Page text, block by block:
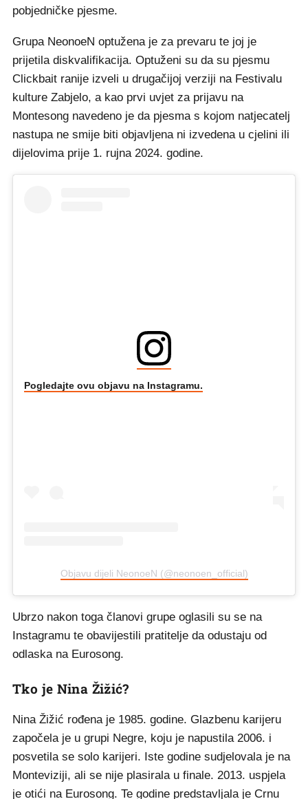
pobjedničke pjesme.
Grupa NeonoeN optužena je za prevaru te joj je
prijetila diskvalifikacija. Optuženi su da su pjesmu
Clickbait ranije izveli u drugačijoj verziji na Festivalu
kulture Zabjelo, a kao prvi uvjet za prijavu na
Montesong navedeno je da pjesma s kojom natjecatelj
nastupa ne smije biti objavljena ni izvedena u cjelini ili
dijelovima prije 1. rujna 2024. godine.
Pogledajte ovu objavu na Instagramu.
Objavu dijeli NeonoeN (@neonoen_official)
Ubrzo nakon toga članovi grupe oglasili su se na
Instagramu te obavijestili pratitelje da odustaju od
odlaska na Eurosong.
Tko je Nina Žižić?
Nina Žižić rođena je 1985. godine. Glazbenu karijeru
započela je u grupi Negre, koju je napustila 2006. i
posvetila se solo karijeri. Iste godine sudjelovala je na
Monteviziji, ali se nije plasirala u finale. 2013. uspjela
je otići na Eurosong. Te godine predstavljala je Crnu